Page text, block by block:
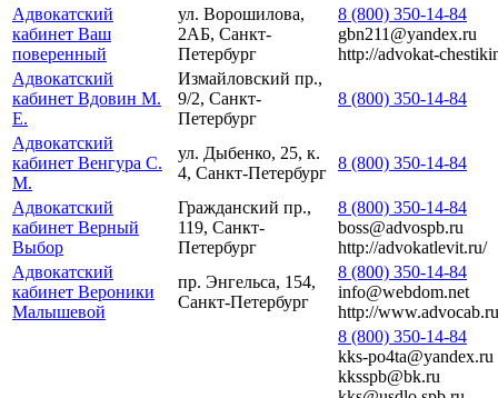
Адвокатский
кабинет Ваш
поверенный
ул. Ворошилова,
2АБ, Санкт-
Петербург
8 (800) 350-14-84
gbn211@yandex.ru
http://advokat-
Адвокатский
кабинет Вдовин М.
Е.
Измайловский пр.,
9/2, Санкт-
Петербург
8 (800) 350-14-84
Адвокатский
кабинет Венгура С.
М.
ул. Дыбенко, 25, к.
4, Санкт-Петербург
8 (800) 350-14-84
Адвокатский
кабинет Верный
Выбор
Гражданский пр.,
119, Санкт-
Петербург
8 (800) 350-14-84
boss@advospb.ru
http://advokatlevit.ru/
Адвокатский
кабинет Вероники
Малышевой
пр. Энгельса, 154,
Санкт-Петербург
8 (800) 350-14-84
info@webdom.net
http://
8 (800) 350-14-84
kks-po4ta@yandex.ru
kksspb@bk.ru